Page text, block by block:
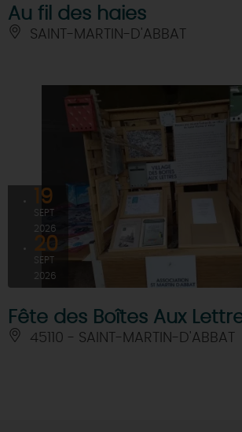
Au fil des haies
SAINT-MARTIN-D'ABBAT
19
SEPT
2026
20
SEPT
2026
Fête des Boîtes Aux
45110 - SAINT-MARTIN-D'ABBAT